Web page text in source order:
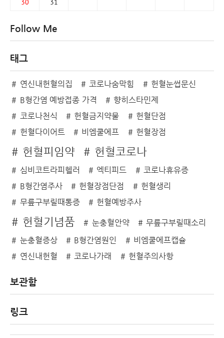
Follow Me
태그
연신내헌혈의집 코로나숨막힘
헌혈눈썹문신
B형간염 예방접종 가격
향히스타민제
코로나천식
헌혈금지약물
헌혈단점
헌혈다이어트
비엠쿨에프 헌혈장점
헌혈피임약 헌혈코로나
심비코트라피헬러 엑티피드
코로나휴유증
B형간염주사
헌혈장점단점
헌혈생리
무릎구부릴때통증
헌혈예방주사
헌혈기념품 눈충혈안약
무릎구부릴때소리
눈충혈증상
B형간염원인
비엠쿨에프캡슐
연신내헌혈
코로나가래 헌혈주의사항
보관함
링크